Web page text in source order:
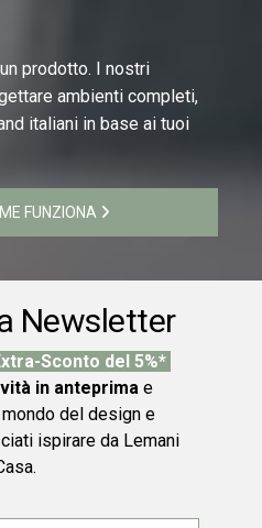
prodotto. I nostri
ambienti completi,
italiani in base ai tuoi
FUNZIONA
Newsletter
Sconto del 5%*
in anteprimae
del design e
ispirare da Lemani